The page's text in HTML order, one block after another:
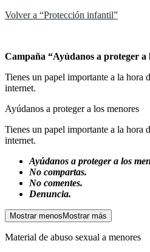
Volver a “Protección infantil”
Campaña “Ayúdanos a proteger a
Tienes un papel importante a la hora
internet.
Ayúdanos a proteger a los menores
Tienes un papel importante a la hora
internet.
Ayúdanos a proteger a los
No compartas.
No comentes.
Denuncia.
Mostrar menos Mostrar más
Material de abuso sexual a menores